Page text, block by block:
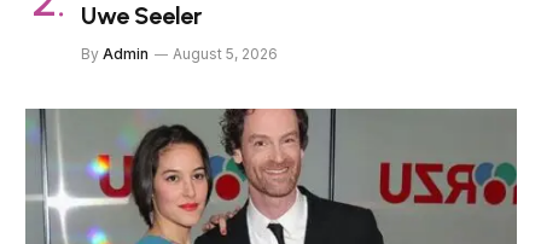
Uwe Seeler
By Admin August 5, 2026